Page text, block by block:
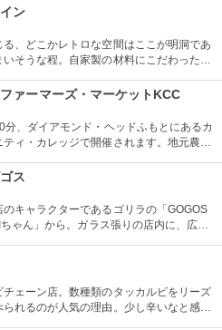
ました。キムチは別添えです。朝ごはんや
。
ン
、どこかレトロな空間はここが明洞であ
そうな程。自家製の材料にこだわったカ
驚くはず。接客の良さや、お味に、ここは
てしまうかも。
ァーマーズ・マーケットKCC
分、ダイアモンド・ヘッドふもとにあるカ
ィ・カレッジで開催されます。地元農家
そう。ロコも観光客も多く集まる人気の朝
発生するかも。なるべく早い時間に行っ
ス
のキャラクターであるゴリラの「GOGOS
ゃん」から。ガラス張りの店内に、広々
ったミックスジュースなど、ヘルシーで満
ので、友達や家族、恋人と楽しい時間を
ェーン店。数種類のタッカルビをリーズ
れるのが人気の理由。少し辛いなと感じ